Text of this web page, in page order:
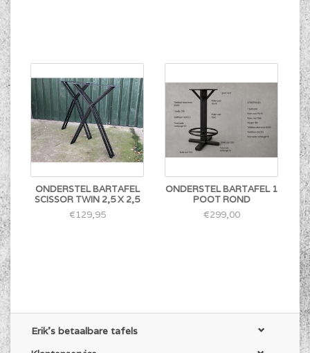
ONDERSTEL BARTAFEL
SCISSOR TWIN 2,5 X 2,5
€129,95
ONDERSTEL BARTAFEL 1
POOT ROND
€299,00
Erik's betaalbare tafels